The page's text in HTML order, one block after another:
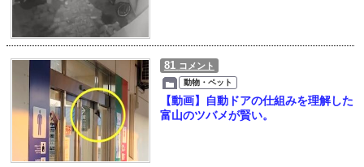
81 コメント
動物・ペット
【動画】自動ドアの仕組みを理解した
富山のツバメが賢い。